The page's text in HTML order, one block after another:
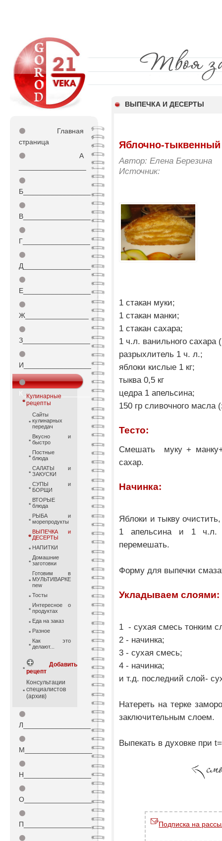
ВЫПЕЧКА И ДЕСЕРТЫ
⚫
Главная
страница
⚫
А
⚫
Б_________________
⚫
В_________________
⚫
Г_________________
⚫
Д_________________
⚫
Е_________________
⚫
Ж________________
⚫
З_________________
⚫
И_________________
⚫
К_________________
Кулинарные
рецепты
Сайты
кулинарных
передач
Вкусно и
быстро
Постные
блюда
САЛАТЫ и
ЗАКУСКИ
СУПЫ и
БОРЩИ
ВТОРЫЕ
блюда
РЫБА и
морепродукты
ВЫПЕЧКА и
ДЕСЕРТЫ
НАПИТКИ
Домашние
заготовки
Готовим в
МУЛЬТИВАРКЕ
new
Тосты
Интересное о
продуктах
Еда на заказ
Разное
Как это
делают...
Добавить
рецепт
Консультации
специалистов
(архив)
⚫
Л_________________
⚫
М_________________
⚫
Н_________________
⚫
О_________________
⚫
П_________________
⚫
Яблочно-тыквенный
Автор: Елена Березина
Источник:
1 стакан муки;
1 стакан манки;
1 стакан сахара;
1 ч.л. ванильного сахара
разрыхлитель 1 ч. л.;
яблоки кислые 1 кг;
тыква 0,5 кг
цедра 1 апельсина;
150 гр сливочного масла
Тесто:
Смешать муку + манку+
сахар.
Начинка:
Яблоки и тыкву
1 апельсина и 1 ч.л.
перемешать.
Форму для выпечки
Укладываем слоями:
1 - сухая смесь тонким
2 - начинка;
3 - сухая смесь;
4 - начинка;
и т.д. последний слой-
Натереть на терке
заключительным слоем.
Выпекать в духовке при
Подписка на